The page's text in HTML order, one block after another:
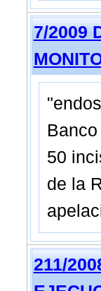
7/2009
50
de la
211/